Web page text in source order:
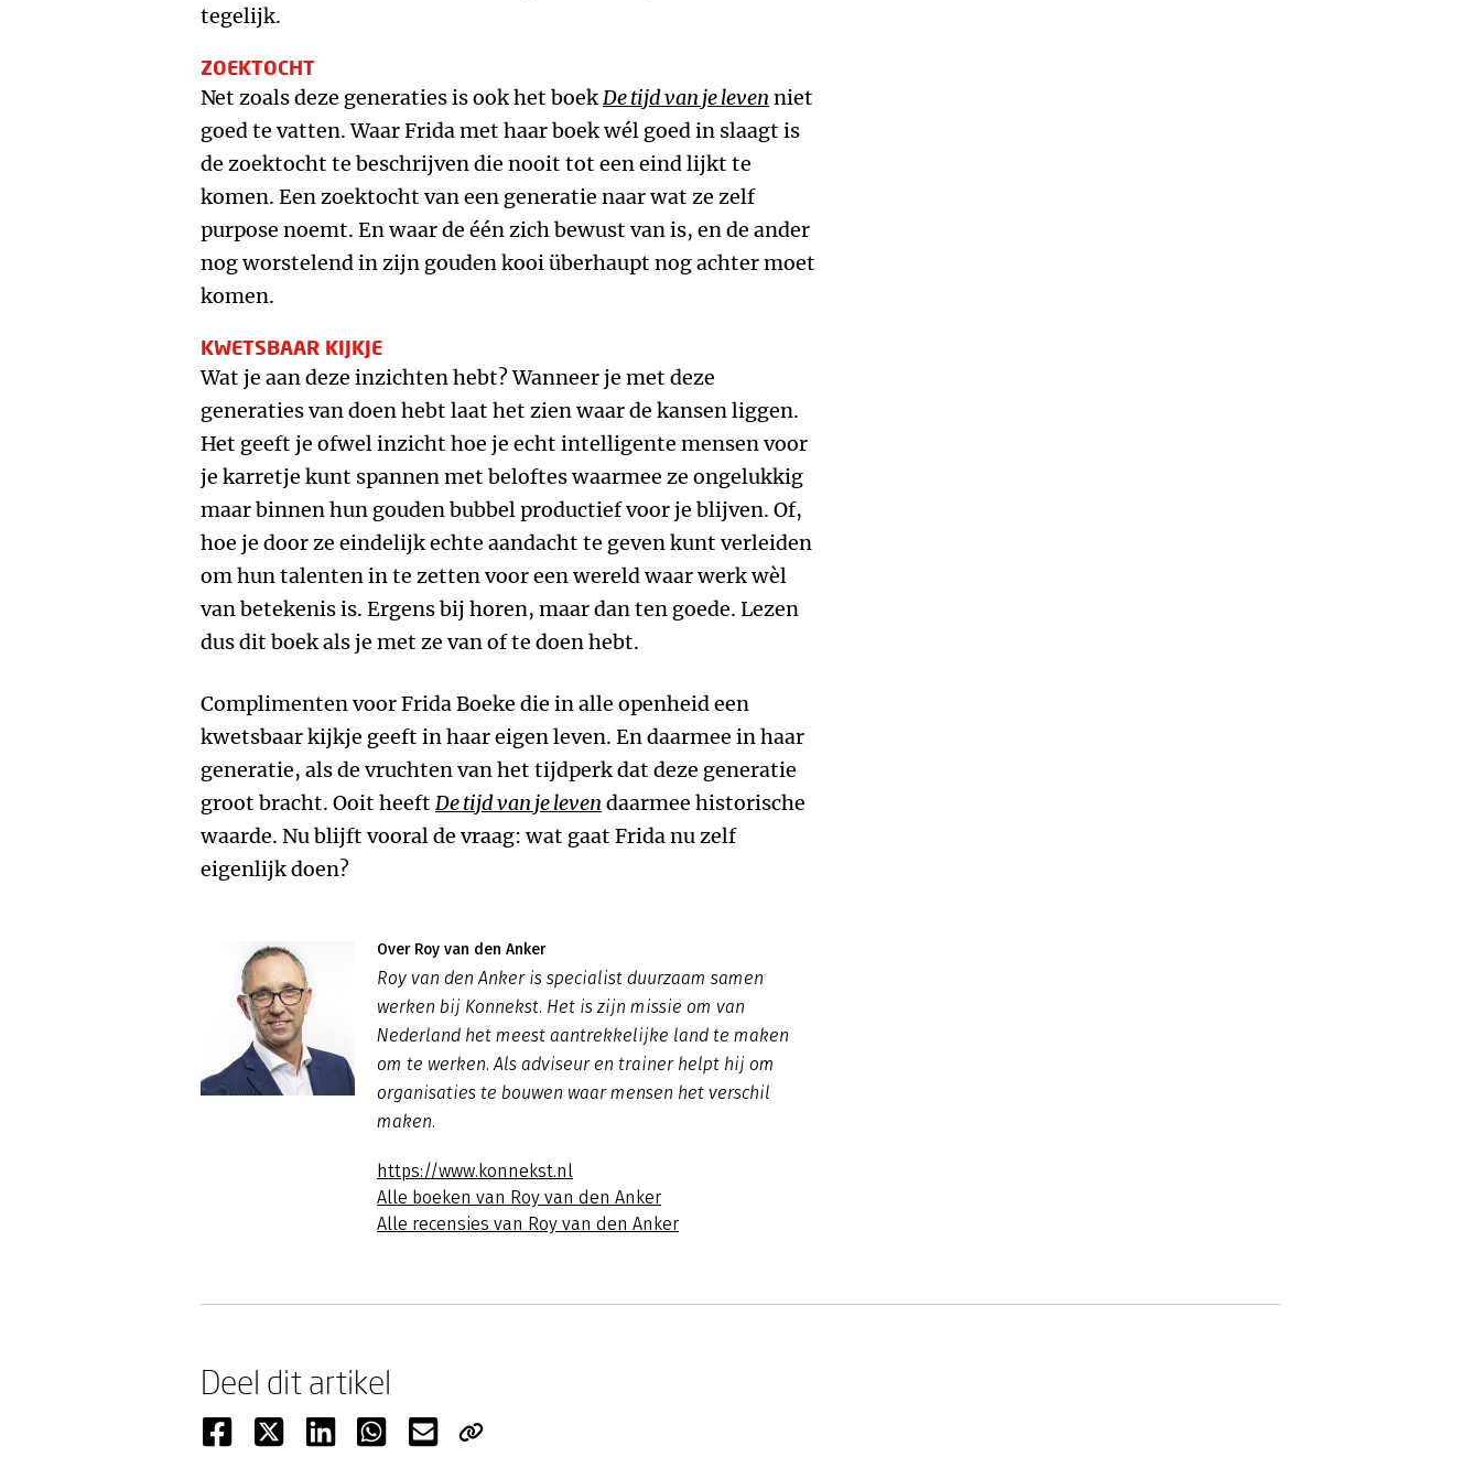
tegelijk.
ZOEKTOCHT
Net zoals deze generaties is ook het boekDe tijd van je leven niet
goed te vatten. Waar Frida met haar boek wél goed in slaagt is
de zoektocht te beschrijven die nooit tot een eind lijkt te
komen. Een zoektocht van een generatie naar wat ze zelf
purpose noemt. En waar de één zich bewust van is, en de ander
nog worstelend in zijn gouden kooi überhaupt nog achter moet
komen.
KWETSBAAR KIJKJE
Wat je aan deze inzichten hebt? Wanneer je met deze
generaties van doen hebt laat het zien waar de kansen liggen.
Het geeft je ofwel inzicht hoe je echt intelligente mensen voor
je karretje kunt spannen met beloftes waarmee ze ongelukkig
maar binnen hun gouden bubbel productief voor je blijven. Of,
hoe je door ze eindelijk echte aandacht te geven kunt verleiden
om hun talenten in te zetten voor een wereld waar werk wèl
van betekenis is. Ergens bij horen, maar dan ten goede. Lezen
dus dit boek als je met ze van of te doen hebt.
Complimenten voor Frida Boeke die in alle openheid een
kwetsbaar kijkje geeft in haar eigen leven. En daarmee in haar
generatie, als de vruchten van het tijdperk dat deze generatie
groot bracht. Ooit heeft De tijd van je leven daarmee historische
waarde. Nu blijft vooral de vraag: wat gaat Frida nu zelf
eigenlijk doen?
Over Roy van den Anker
Roy van den Anker is specialist duurzaam samen
werken bij Konnekst. Het is zijn missie om van
Nederland het meest aantrekkelijke land te maken
om te werken. Als adviseur en trainer helpt hij om
organisaties te bouwen waar mensen het verschil
maken.
https://www.konnekst.nl
Alle boeken van Roy van den Anker
Alle recensies van Roy van den Anker
Deel dit artikel